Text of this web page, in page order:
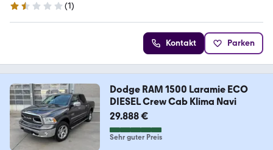
1.7 Sterne
(1)
Kontakt Parken
Dodge RAM 1500 Laramie ECO
DIESEL Crew Cab Klima Navi
29.888 €
Sehr guter Preis